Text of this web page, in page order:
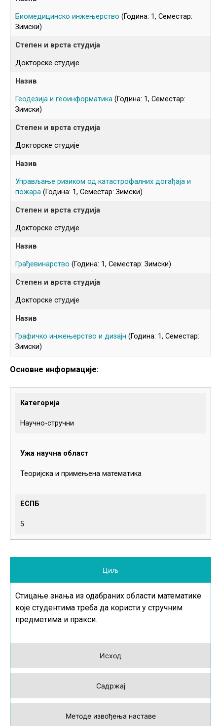
Биомедицинско инжењерство (Година: 1, Семестар:
Зимски)
Докторске студије
Геодезија и геоинформатика (Година: 1, Семестар:
Зимски)
Докторске студије
Управљање ризиком од катастрофалних догађаја и
пожара (Година: 1, Семестар: Зимски)
Докторске студије
Грађевинарство (Година: 1, Семестар: Зимски)
Докторске студије
Графичко инжењерство и дизајн (Година: 1, Семестар:
Зимски)
Основне информације:
Категорија
Научно-стручни
Ужа научна област
Теоријска и примењена математика
ЕСПБ
5
Циљ
Исход
Садржај
Методе извођења наставе
Стицање знања из одабраних области математике
које студентима треба да користи у стручним
предметима и пракси.